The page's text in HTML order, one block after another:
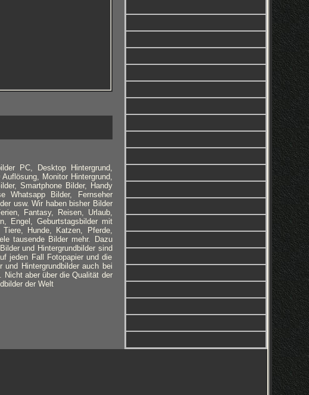
PC, Desktop Hintergrund,
Monitor Hintergrund,
Smartphone Bilder, Handy
Whatsapp Bilder, Fernseher
usw. Wir haben bisher Bilder
Fantasy, Reisen, Urlaub,
Engel, Geburtstagsbilder mit
Tiere, Hunde, Katzen, Pferde,
tausende Bilder mehr. Dazu
und Hintergrundbilder sind
jeden Fall Fotopapier und die
Hintergrundbilder auch bei
aber über die Qualität der
der Welt